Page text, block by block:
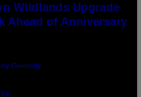
Wildlands Upgrade
Ahead of Anniversary
Connolly